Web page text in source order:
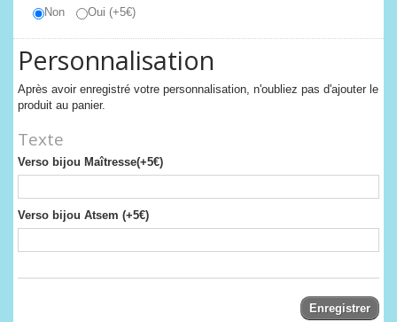
Non Oui (+5€)
Personnalisation
Après avoir enregistré votre personnalisation, n'oubliez pas d'ajouter le
produit au panier.
Texte
Verso bijou Maîtresse(+5€)
Verso bijou Atsem (+5€)
Enregistrer